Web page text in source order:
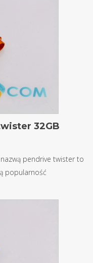
32GB
pendrive twister to
popularność